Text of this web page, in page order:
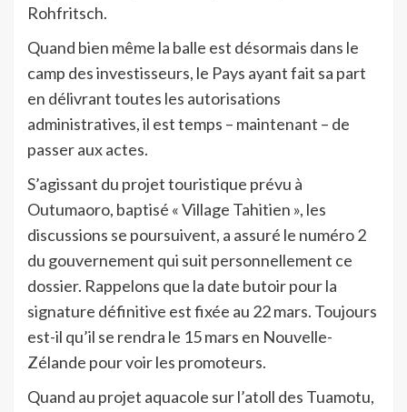
Rohfritsch.
Quand bien même la balle est désormais dans le
camp des investisseurs, le Pays ayant fait sa part
en délivrant toutes les autorisations
administratives, il est temps – maintenant – de
passer aux actes.
S’agissant du projet touristique prévu à
Outumaoro, baptisé « Village Tahitien », les
discussions se poursuivent, a assuré le numéro 2
du gouvernement qui suit personnellement ce
dossier. Rappelons que la date butoir pour la
signature définitive est fixée au 22 mars. Toujours
est-il qu’il se rendra le 15 mars en Nouvelle-
Zélande pour voir les promoteurs.
Quand au projet aquacole sur l’atoll des Tuamotu,